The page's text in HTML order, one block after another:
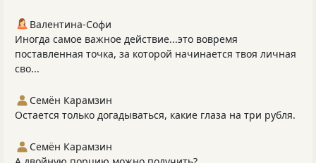
Валентина-Софи
Иногда самое важное действие...это вовремя
поставленная точка, за которой начинается твоя личная
сво...
Семён Карамзин
Остается только догадываться, какие глаза на три рубля.
Семён Карамзин